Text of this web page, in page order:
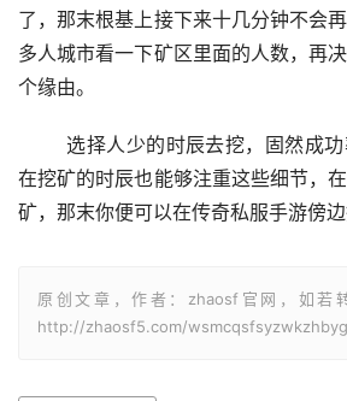
了，那末根基上接下来十几分钟不会
多人城市看一下矿区里面的人数，再
个缘由。
在挖矿的时辰也能够注重这些细节，
矿，那末你便可以在传奇私服手游傍边
原创文章，作者：zhaosf官网，如若
http://zhaosf5.com/